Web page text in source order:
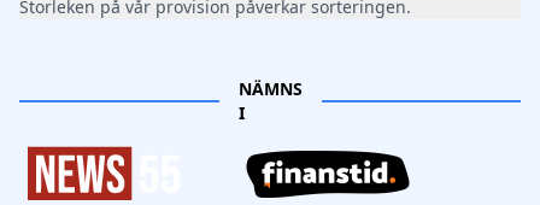
Storleken på vår provision påverkar sorteringen.
NÄMNS
I